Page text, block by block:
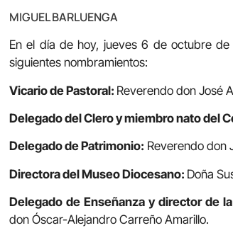
MIGUEL BARLUENGA
En el día de hoy, jueves 6 de octubre
siguientes nombramientos:
Vicario de Pastoral: Reverendo don José
Delegado del Clero y miembro nato del
Delegado de Patrimonio: Reverendo don
Directora del Museo Diocesano: Doña
Delegado de Enseñanza y director de
don Óscar-Alejandro Carreño Amarillo.